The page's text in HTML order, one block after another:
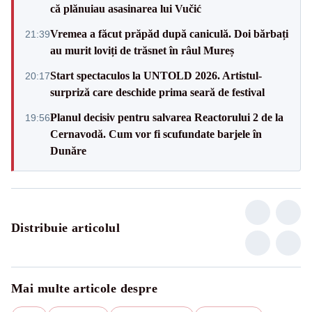
că plănuiau asasinarea lui Vučić
21:39Vremea a făcut prăpăd după caniculă. Doi bărbați
au murit loviți de trăsnet în râul Mureș
20:17Start spectaculos la UNTOLD 2026. Artistul-
surpriză care deschide prima seară de festival
19:56Planul decisiv pentru salvarea Reactorului 2 de la
Cernavodă. Cum vor fi scufundate barjele în
Dunăre
Distribuie articolul
Mai multe articole despre